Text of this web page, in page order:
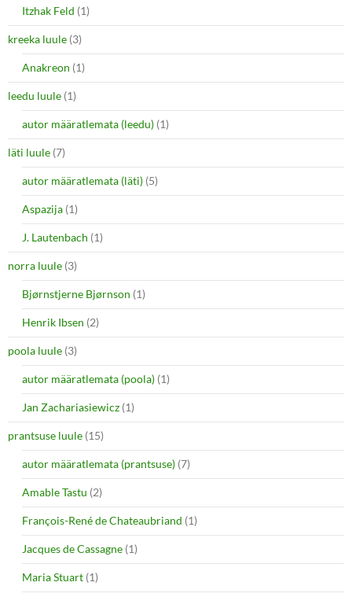
Itzhak Feld (1)
kreeka luule (3)
Anakreon (1)
leedu luule (1)
autor määratlemata (leedu) (1)
läti luule (7)
autor määratlemata (läti) (5)
Aspazija (1)
J. Lautenbach (1)
norra luule (3)
Bjørnstjerne Bjørnson (1)
Henrik Ibsen (2)
poola luule (3)
autor määratlemata (poola) (1)
Jan Zachariasiewicz (1)
prantsuse luule (15)
autor määratlemata (prantsuse) (7)
Amable Tastu (2)
François-René de Chateaubriand (1)
Jacques de Cassagne (1)
Maria Stuart (1)